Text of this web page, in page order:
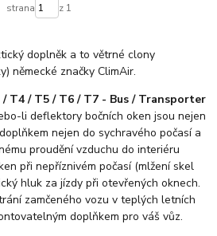
strana z 1
doplněk a to větrné clony
německé značky ClimAir.
T4 / T5 / T6 / T7 - Bus / Transporter
li deflektory bočních oken jsou nejen
nejen do sychravého počasí a
proudění vzduchu do interiéru
při nepříznivém počasí (mlžení skel
hluk za jízdy při otevřených oknech.
zamčeného vozu v teplých letních
doplňkem pro váš vůz.